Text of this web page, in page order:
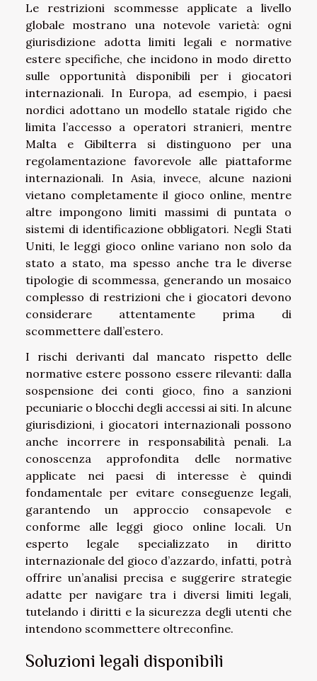
Le restrizioni scommesse applicate a livello
globale mostrano una notevole varietà: ogni
giurisdizione adotta limiti legali e normative
estere specifiche, che incidono in modo diretto
sulle opportunità disponibili per i giocatori
internazionali. In Europa, ad esempio, i paesi
nordici adottano un modello statale rigido che
limita l’accesso a operatori stranieri, mentre
Malta e Gibilterra si distinguono per una
regolamentazione favorevole alle piattaforme
internazionali. In Asia, invece, alcune nazioni
vietano completamente il gioco online, mentre
altre impongono limiti massimi di puntata o
sistemi di identificazione obbligatori. Negli Stati
Uniti, le leggi gioco online variano non solo da
stato a stato, ma spesso anche tra le diverse
tipologie di scommessa, generando un mosaico
complesso di restrizioni che i giocatori devono
considerare attentamente prima di
scommettere dall’estero.
I rischi derivanti dal mancato rispetto delle
normative estere possono essere rilevanti: dalla
sospensione dei conti gioco, fino a sanzioni
pecuniarie o blocchi degli accessi ai siti. In alcune
giurisdizioni, i giocatori internazionali possono
anche incorrere in responsabilità penali. La
conoscenza approfondita delle normative
applicate nei paesi di interesse è quindi
fondamentale per evitare conseguenze legali,
garantendo un approccio consapevole e
conforme alle leggi gioco online locali. Un
esperto legale specializzato in diritto
internazionale del gioco d’azzardo, infatti, potrà
offrire un’analisi precisa e suggerire strategie
adatte per navigare tra i diversi limiti legali,
tutelando i diritti e la sicurezza degli utenti che
intendono scommettere oltreconfine.
Soluzioni legali disponibili